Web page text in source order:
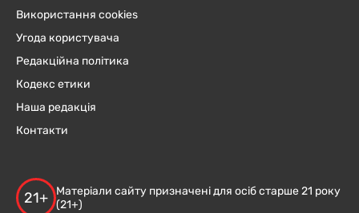
Використання cookies
Угода користувача
Редакційна політика
Кодекс етики
Наша редакція
Контакти
21+
Матеріали сайту призначені для осіб старше 21 року
(21+)